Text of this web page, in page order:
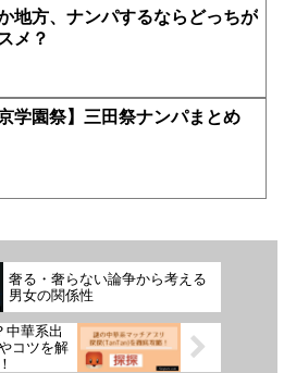
地方、ナンパするならどっちが
メ？
京学園祭】三田祭ナンパまとめ
奢る・奢らない論争から考える
男女の関係性
中華系出
コツを解